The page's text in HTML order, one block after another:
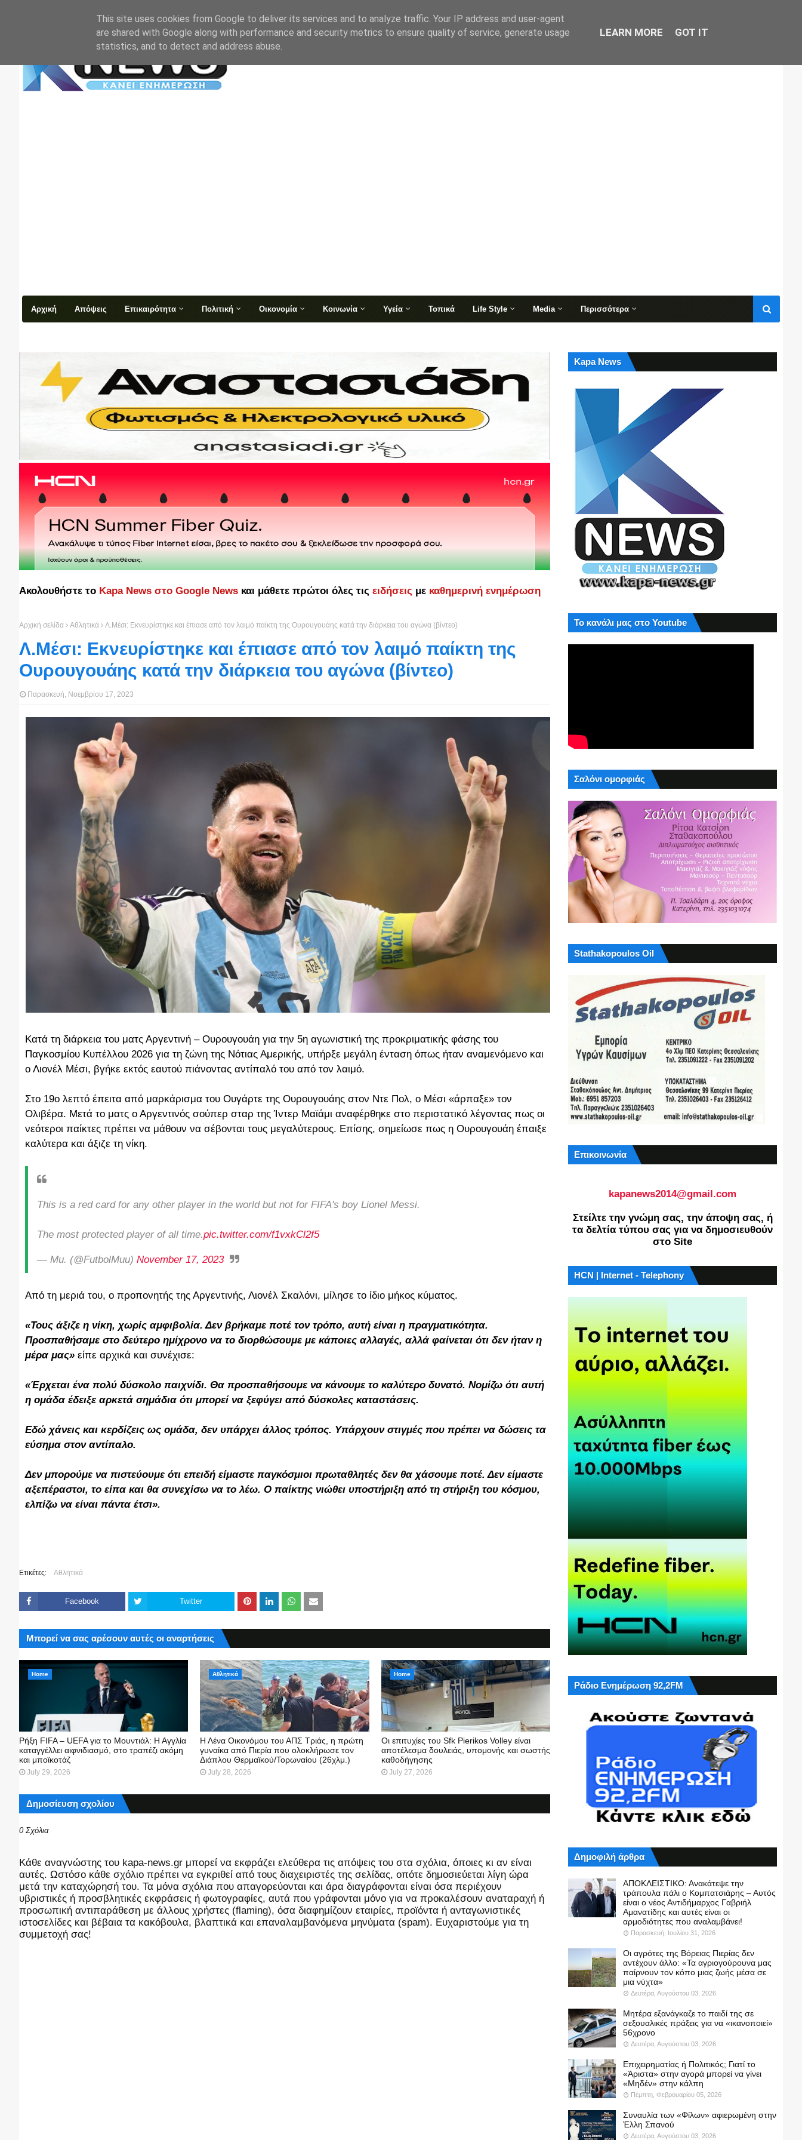
Αρχική Απόψεις Επικαιρότητα Πολιτική Οικονομία Κοινωνία Υγεία Τοπικά Life Style Media Περισσότερα
Ακολουθήστε το Kapa News στο Google News και μάθετε πρώτοι όλες τις ειδήσεις με καθημερινή ενημέρωση
Αρχική σελίδα Αθλητικά Λ.Μέσι: Εκνευρίστηκε και έπιασε από τον λαιμό παίκτη της Ουρουγουάης κατά την διάρκεια του αγώνα (βίντεο)
Λ.Μέσι: Εκνευρίστηκε και έπιασε από τον λαιμό παίκτη της
Ουρουγουάης κατά την διάρκεια του αγώνα (βίντεο)
Παρασκευή, Νοεμβρίου 17, 2023
Κατά τη διάρκεια του ματς Αργεντινή – Ουρουγουάη για την 5η αγωνιστική της προκριματικής φάσης του
Παγκοσμίου Κυπέλλου 2026 για τη ζώνη της Νότιας Αμερικής, υπήρξε μεγάλη ένταση όπως ήταν αναμενόμενο και
ο Λιονέλ Μέσι, βγήκε εκτός εαυτού πιάνοντας αντίπαλό του από τον λαιμό.
Στο 19ο λεπτό έπειτα από μαρκάρισμα του Ουγάρτε της Ουρουγουάης στον Ντε Πολ, ο Μέσι «άρπαξε» τον
Ολιβέρα. Μετά το ματς ο Αργεντινός σούπερ σταρ της Ίντερ Μαϊάμι αναφέρθηκε στο περιστατικό λέγοντας πως οι
νεότεροι παίκτες πρέπει να μάθουν να σέβονται τους μεγαλύτερους. Επίσης, σημείωσε πως η Ουρουγουάη έπαιξε
καλύτερα και άξιζε τη νίκη.
This is a red card for any other player in the world but not for FIFA's boy Lionel Messi.
The most protected player of all time.pic.twitter.com/f1vxkCl2f5
— Mu. (@FutbolMuu) November 17, 2023
Από τη μεριά του, ο προπονητής της Αργεντινής, Λιονέλ Σκαλόνι, μίλησε το ίδιο μήκος κύματος.
«Τους άξιζε η νίκη, χωρίς αμφιβολία. Δεν βρήκαμε ποτέ τον τρόπο, αυτή είναι η πραγματικότητα.
Προσπαθήσαμε στο δεύτερο ημίχρονο να το διορθώσουμε με κάποιες αλλαγές, αλλά φαίνεται ότι δεν ήταν η
μέρα μας» είπε αρχικά και συνέχισε:
«Έρχεται ένα πολύ δύσκολο παιχνίδι. Θα προσπαθήσουμε να κάνουμε το καλύτερο δυνατό. Νομίζω ότι αυτή
η ομάδα έδειξε αρκετά σημάδια ότι μπορεί να ξεφύγει από δύσκολες καταστάσεις.
Εδώ χάνεις και κερδίζεις ως ομάδα, δεν υπάρχει άλλος τρόπος. Υπάρχουν στιγμές που πρέπει να δώσεις τα
εύσημα στον αντίπαλο.
Δεν μπορούμε να πιστεύουμε ότι επειδή είμαστε παγκόσμιοι πρωταθλητές δεν θα χάσουμε ποτέ. Δεν είμαστε
αξεπέραστοι, το είπα και θα συνεχίσω να το λέω. Ο παίκτης νιώθει υποστήριξη από τη στήριξη του κόσμου,
ελπίζω να είναι πάντα έτσι».
Ετικέτες: Αθλητικά
Facebook Twitter
Μπορεί να σας αρέσουν αυτές οι αναρτήσεις
Home
Ρήξη FIFA – UEFA για το Μουντιάλ: Η Αγγλία
καταγγέλλει αιφνιδιασμό, στο τραπέζι ακόμη
και μποϊκοτάζ
July 29, 2026
Αθλητικά
Η Λένα Οικονόμου του ΑΠΣ Τριάς, η πρώτη
γυναίκα από Πιερία που ολοκλήρωσε τον
Διάπλου Θερμαϊκού/Τορωναίου (26χλμ.)
July 28, 2026
Home
Οι επιτυχίες του Sfk Pierikos Volley είναι
αποτέλεσμα δουλειάς, υπομονής και σωστής
καθοδήγησης
July 27, 2026
Δημοσίευση σχολίου
0 Σχόλια
Kάθε αναγνώστης του kapa-news.gr μπορεί να εκφράζει ελεύθερα τις απόψεις του στα σχόλια, όποιες κι αν είναι
αυτές. Ωστόσο κάθε σχόλιο πρέπει να εγκριθεί από τους διαχειριστές της σελίδας, οπότε δημοσιεύεται λίγη ώρα
μετά την καταχώρησή του. Τα μόνα σχόλια που απαγορεύονται και άρα διαγράφονται είναι όσα περιέχουν
υβριστικές ή προσβλητικές εκφράσεις ή φωτογραφίες, αυτά που γράφονται μόνο για να προκαλέσουν αναταραχή ή
προσωπική αντιπαράθεση με άλλους χρήστες (flaming), όσα διαφημίζουν εταιρίες, προϊόντα ή ανταγωνιστικές
ιστοσελίδες και βέβαια τα κακόβουλα, βλαπτικά και επαναλαμβανόμενα μηνύματα (spam). Ευχαριστούμε για τη
συμμετοχή σας!
Kapa News
Το κανάλι μας στο Youtube
Σαλόνι ομορφιάς
Stathakopoulos Oil
Επικοινωνία
kapanews2014@gmail.com
Στείλτε την γνώμη σας, την άποψη σας, ή
τα δελτία τύπου σας για να δημοσιευθούν
στο Site
HCN | Internet - Telephony
Ράδιο Ενημέρωση 92,2FM
Δημοφιλή άρθρα
ΑΠΟΚΛΕΙΣΤΙΚΟ: Ανακάτεψε την
τράπουλα πάλι ο Κομπατσιάρης – Αυτός
είναι ο νέος Αντιδήμαρχος Γαβριήλ
Αμανατίδης και αυτές είναι οι
αρμοδιότητες που αναλαμβάνει!
Παρασκευή, Ιουλίου 31, 2026
Οι αγρότες της Βόρειας Πιερίας δεν
αντέχουν άλλο: «Τα αγριογούρουνα μας
παίρνουν τον κόπο μιας ζωής μέσα σε
μια νύχτα»
Δευτέρα, Αυγούστου 03, 2026
Μητέρα εξανάγκαζε το παιδί της σε
σεξουαλικές πράξεις για να «ικανοποιεί»
56χρονο
Δευτέρα, Αυγούστου 03, 2026
Επιχειρηματίας ή Πολιτικός; Γιατί το
«Άριστα» στην αγορά μπορεί να γίνει
«Μηδέν» στην κάλπη
Πέμπτη, Φεβρουαρίου 05, 2026
Συναυλία των «Φίλων» αφιερωμένη στην
Έλλη Σπανού
Δευτέρα, Αυγούστου 03, 2026
This site uses cookies from Google to deliver its services and to analyze traffic. Your IP address and user-agent
are shared with Google along with performance and security metrics to ensure quality of service, generate usage
statistics, and to detect and address abuse.
LEARN MORE GOT IT